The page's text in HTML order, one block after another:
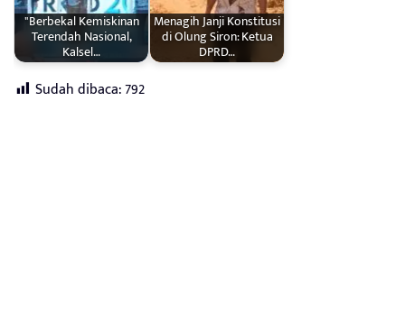
"Berbekal Kemiskinan
Terendah Nasional,
Kalsel…
Menagih Janji Konstitusi
di Olung Siron: Ketua
DPRD…
Sudah dibaca:792